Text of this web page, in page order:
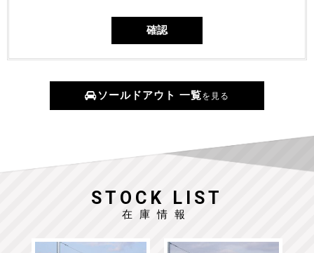
ソールドアウト 一覧を見る
STOCK LIST
在庫情報